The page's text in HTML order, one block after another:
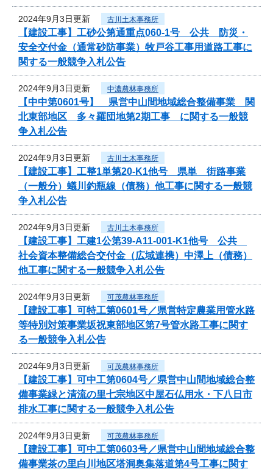
2024年9月3日更新 古川土木事務所
【建設工事】工砂公第通重点060-1号 公共 防災・
安全交付金（通常砂防事業）牧戸谷工事用道路工事に
関する一般競争入札公告
2024年9月3日更新 中濃農林事務所
【中中第0601号】 県営中山間地域総合整備事業 関
北東部地区 多々羅団地第2期工事 に関する一般競
争入札公告
2024年9月3日更新 古川土木事務所
【建設工事】工整1単第20-K1他号 県単 街路事業
（一般分）蟻川釣瓶線（債務）他工事に関する一般競
争入札公告
2024年9月3日更新 古川土木事務所
【建設工事】工建1公第39-A11-001-K1他号 公共
社会資本整備総合交付金（広域連携）中澤上（債務）
他工事に関する一般競争入札公告
2024年9月3日更新 可茂農林事務所
【建設工事】可特工第0601号／県営特定農業用管水路
等特別対策事業坂祝東部地区第7号管水路工事に関す
る一般競争入札公告
2024年9月3日更新 可茂農林事務所
【建設工事】可中工第0604号／県営中山間地域総合整
備事業緑と清流の里七宗地区中屋石仏用水・下八日市
排水工事に関する一般競争入札公告
2024年9月3日更新 可茂農林事務所
【建設工事】可中工第0603号／県営中山間地域総合整
備事業茶の里白川地区塔洞奥集落道第4号工事に関す